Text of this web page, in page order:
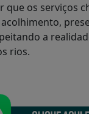
os serviços
a
rios.